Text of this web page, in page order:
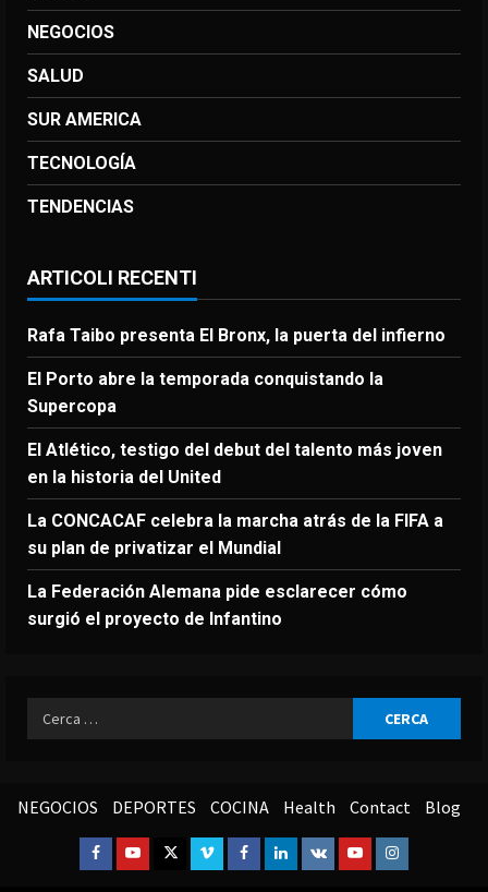
NEGOCIOS
SALUD
SUR AMERICA
TECNOLOGÍA
TENDENCIAS
ARTICOLI RECENTI
Rafa Taibo presenta El Bronx, la puerta del infierno
El Porto abre la temporada conquistando la
Supercopa
El Atlético, testigo del debut del talento más joven
en la historia del United
La CONCACAF celebra la marcha atrás de la FIFA a
su plan de privatizar el Mundial
La Federación Alemana pide esclarecer cómo
surgió el proyecto de Infantino
Ricerca
per:
NEGOCIOS DEPORTES COCINA Health Contact Blog
Facebook
YoutubeTwitterVimeoFacebook
Linkedin
VK YoutubeInstagram